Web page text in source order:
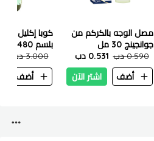
مصل الوجه بالكركم من
جوانجينج 30 مل
0.590 دب
0.531 دب
أضف
اشتر الآن
كوبا إكليل
بلسم 480 مل
3.000 دب
أضف